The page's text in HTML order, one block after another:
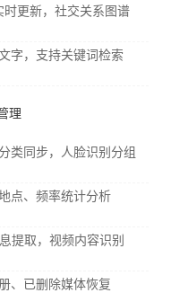
时更新，社交关系图谱
字，支持关键词检索
理
类同步，人脸识别分组
点、频率统计分析
提取，视频内容识别
、已删除媒体恢复